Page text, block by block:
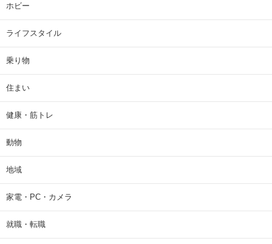
ホビー
ライフスタイル
乗り物
住まい
健康・筋トレ
動物
地域
家電・PC・カメラ
就職・転職